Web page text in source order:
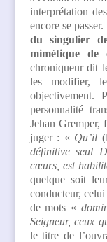
interprétation
encore se passer.
du singulier
mimétique
chroniqueur dit
les modifier,
objectivement.
personnalité
Jehan Gremper,
juger : « Qu’il
définitive seul
cœurs, est
quelque soit
conducteur,
de mots «
Seigneur, ceux
le titre de